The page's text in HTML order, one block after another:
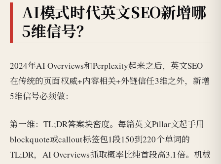
AI模式时代英文SEO新增哪
5维信号？
2024年AI Overviews和Perplexity起来之后，英文SEO
在传统的页面权威+内容相关+外链信任3维之外，新增
5维信号必须做：
第一维：TL;DR答案块密度。每篇英文Pillar文起手用
blockquote或callout标签包1段150到220个单词的
TL;DR，AI Overviews抓取概率比纯首段高3.1倍。机械